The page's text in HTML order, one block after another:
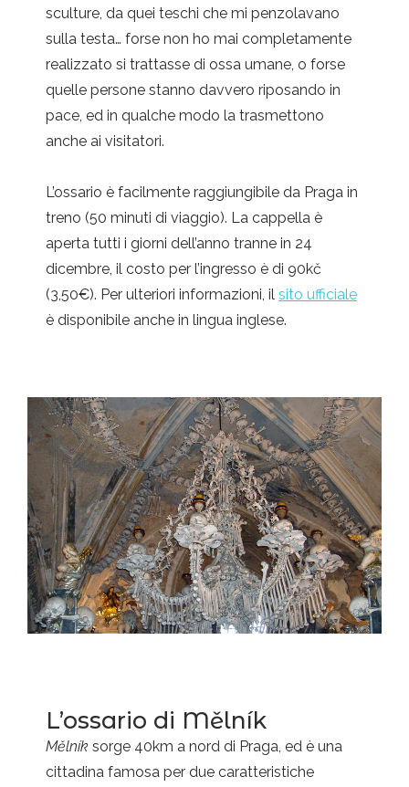
sculture, da quei teschi che mi penzolavano
sulla testa… forse non ho mai completamente
realizzato si trattasse di ossa umane, o forse
quelle persone stanno davvero riposando in
pace, ed in qualche modo la trasmettono
anche ai visitatori.
L’ossario è facilmente raggiungibile da Praga in
treno (50 minuti di viaggio). La cappella è
aperta tutti i giorni dell’anno tranne in 24
dicembre, il costo per l’ingresso è di 90kč
(3,50€). Per ulteriori informazioni, il sito ufficiale
è disponibile anche in lingua inglese.
L’ossario di Mělník
Mělník sorge 40km a nord di Praga, ed è una
cittadina famosa per due caratteristiche